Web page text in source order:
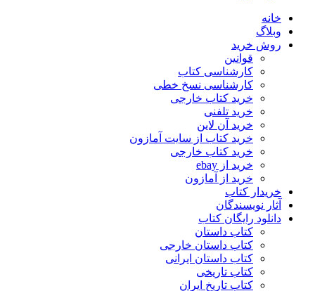
خانه
وبلاگ
روش خرید
قوانین
کارشناسی کتاب
کارشناسی نسخ خطی
خرید کتاب خارجی
خرید تلفنی
خرید آن لاین
خرید کتاب از سایت آمازون
خرید کتاب خارجی
خرید از ebay
خرید از آمازون
خریدار کتاب
آثار نویسندگان
دانلود رایگان کتاب
کتاب داستان
کتاب داستان خارجی
کتاب داستان ایرانی
کتاب تاریخی
کتاب تاریخ ایران